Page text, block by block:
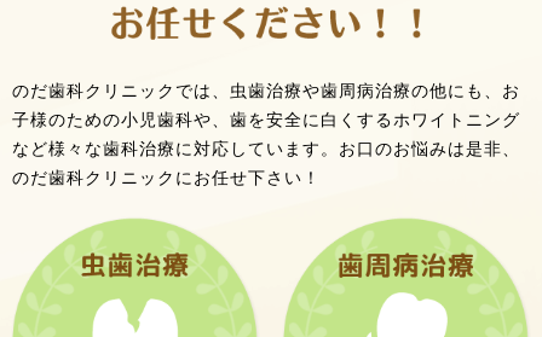
のだ歯科クリニックでは、虫歯治療や歯周病治療の他にも、お
子様のための小児歯科や、歯を安全に白くするホワイトニング
など様々な歯科治療に対応しています。お口のお悩みは是非、
のだ歯科クリニックにお任せ下さい！